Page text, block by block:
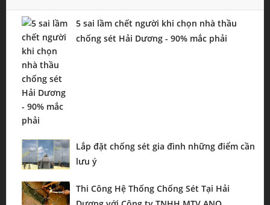
5 sai lầm chết người khi chọn nhà thầu
chống sét Hải Dương - 90% mắc phải
Lắp đặt chống sét gia đình những điểm cần
lưu ý
Thi Công Hệ Thống Chống Sét Tại Hải
Dương với Công ty TNHH MTV ANO